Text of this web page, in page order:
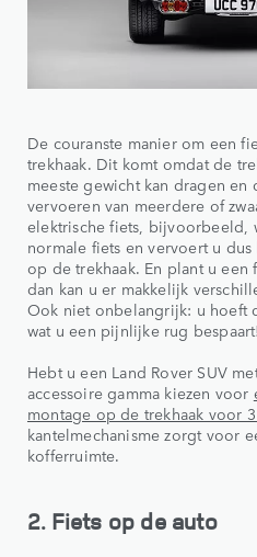
De couranste manier om een
trekhaak. Dit komt omdat de
meeste gewicht kan dragen
vervoeren van meerdere of
elektrische fiets, bijvoorbeeld,
normale fiets en vervoert u
op de trekhaak. En plant u een
dan kan u er makkelijk
Ook niet onbelangrijk: u hoeft
wat u een pijnlijke rug bespaart!
Hebt u een Land Rover SUV
accessoire gamma kiezen voor
montage op de trekhaak voor
kantelmechanisme zorgt voor
kofferruimte.
2. Fiets op de auto